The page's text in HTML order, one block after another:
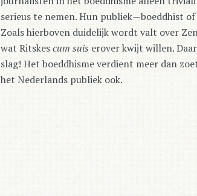
serieus te nemen. Hun publiek—boeddhist
Zoals hierboven duidelijk wordt valt over
wat Ritskescum suis erover kwijt willen.
slag! Het boeddhisme verdient meer dan
het Nederlands publiek ook.